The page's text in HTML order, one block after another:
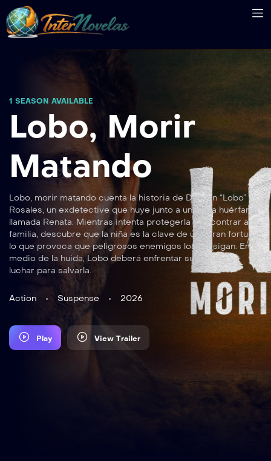
1 SEASON AVAILABLE
Lobo, Morir
Matando
Lobo, morir matando cuenta la historia de Damián “Lobo”
Rosales, un exdetective que huye junto a una niña huérfana
llamada Renata. Mientras intenta protegerla y encontrar a su
familia, descubre que la niña es la clave de una gran fortuna,
lo que provoca que peligrosos enemigos los persigan. En
medio de la huida, Lobo deberá enfrentar su pasado y
luchar para salvarla.
Action Suspense 2026
Play View Trailer